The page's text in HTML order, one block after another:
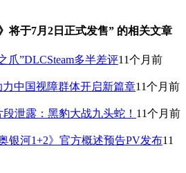
将于7月2日正式发售” 的相关文章
爪”DLCSteam多半差评11个月前
中国视障群体开启新篇章11个月前
段泄露：黑豹大战九头蛇！ 11个月前
银河1+2》官方概述预告PV发布11